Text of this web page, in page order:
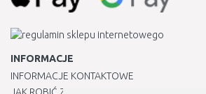
INFORMACJE
INFORMACJE KONTAKTOWE